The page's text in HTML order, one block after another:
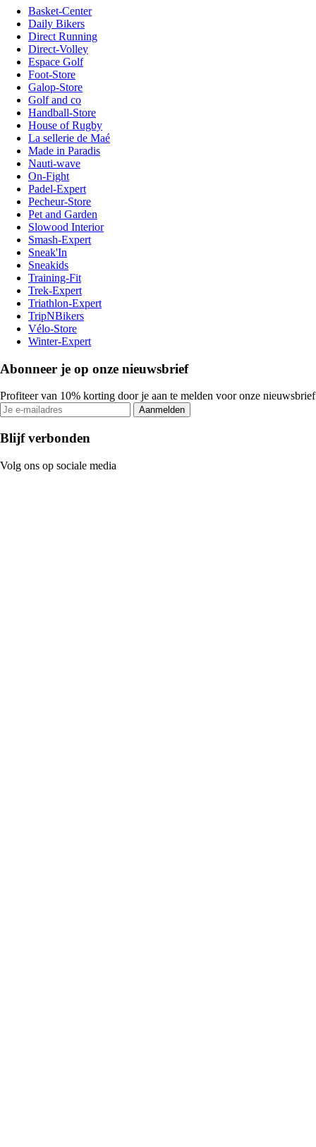
Basket-Center
Daily Bikers
Direct Running
Direct-Volley
Espace Golf
Foot-Store
Galop-Store
Golf and co
Handball-Store
House of Rugby
La sellerie de Maé
Made in Paradis
Nauti-wave
On-Fight
Padel-Expert
Pecheur-Store
Pet and Garden
Slowood Interior
Smash-Expert
Sneak'In
Sneakids
Training-Fit
Trek-Expert
Triathlon-Expert
TripNBikers
Vélo-Store
Winter-Expert
Abonneer je op onze nieuwsbrief
Profiteer van 10% korting door je aan te melden voor onze nieuwsbrief
Aanmelden
Blijf verbonden
Volg ons op sociale media